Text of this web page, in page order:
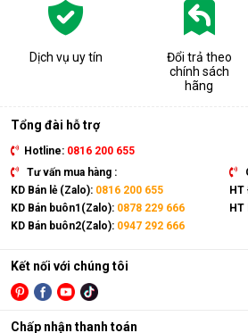
Dịch vụ uy tín
Đổi trả theo
chính sách
hãng
Tổng đài hỗ trợ
Hotline: 0816 200 655
Tư vấn mua hàng :
KD Bán lẻ (Zalo): 0816 200 655
KD Bán buôn1(Zalo): 0878 229 666
KD Bán buôn2(Zalo): 0947 292 666
HT
HT
Kết nối với chúng tôi
Chấp nhận thanh toán